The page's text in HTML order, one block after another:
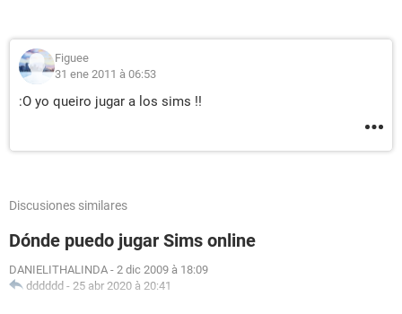
Figuee
31 ene 2011 à 06:53
:O yo queiro jugar a los sims !!
Discusiones similares
Dónde puedo jugar Sims online
DANIELITHALINDA - 2 dic 2009 à 18:09
dddddd - 25 abr 2020 à 20:41